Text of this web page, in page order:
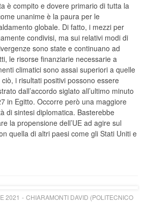
è compito e dovere primario di tutta la
unanime è la paura per le
globale. Di fatto, i mezzi per
condivisi, ma sui relativi modi di
sono state e continuano ad
le risorse finanziarie necessarie a
climatici sono assai superiori a quelle
i risultati positivi possono essere
dall’accordo siglato all’ultimo minuto
in Egitto. Occorre però una maggiore
di sintesi diplomatica. Basterebbe
la propensione dell’UE ad agire sul
quella di altri paesi come gli Stati Uniti e
2021
CHIARAMONTI DAVID (POLITECNICO